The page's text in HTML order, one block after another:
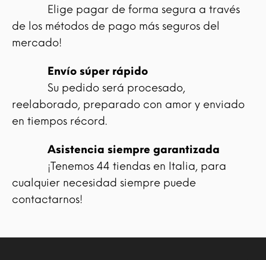
Elige pagar de forma segura a través
de los métodos de pago más seguros del
mercado!
Envío súper rápido
Su pedido será procesado,
reelaborado, preparado con amor y enviado
en tiempos récord.
Asistencia siempre garantizada
¡Tenemos 44 tiendas en Italia, para
cualquier necesidad siempre puede
contactarnos!